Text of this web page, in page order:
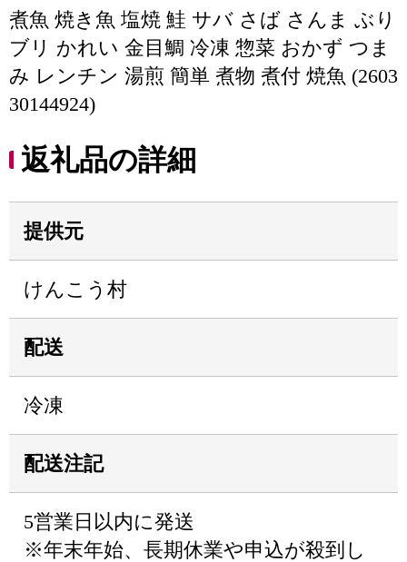
煮魚 焼き魚 塩焼 鮭 サバ さば さんま ぶり
ブリ かれい 金目鯛 冷凍 惣菜 おかず つま
み レンチン 湯煎 簡単 煮物 煮付 焼魚 (2603
30144924)
返礼品の詳細
提供元
けんこう村
配送
冷凍
配送注記
5営業日以内に発送
※年末年始、長期休業や申込が殺到し